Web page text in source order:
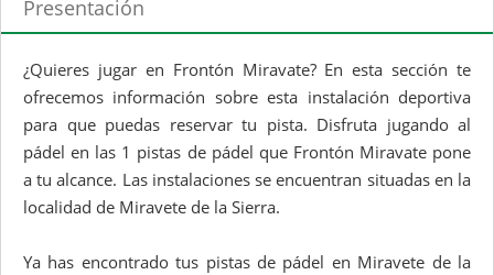
Presentación
¿Quieres jugar en Frontón Miravate? En esta sección te
ofrecemos información sobre esta instalación deportiva
para que puedas reservar tu pista. Disfruta jugando al
pádel en las 1 pistas de pádel que Frontón Miravate pone
a tu alcance. Las instalaciones se encuentran situadas en la
localidad de Miravete de la Sierra.
Ya has encontrado tus pistas de pádel en Miravete de la